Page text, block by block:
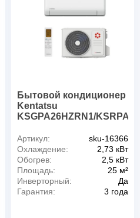
Бытовой кондиционер
Kentatsu
KSGPA26HZRN1/
Артикул:
sku-16366
Охлаждение:
2,73 кВт
Обогрев:
2,5 кВт
Площадь:
25 м²
Инверторный:
Да
Гарантия:
3 года